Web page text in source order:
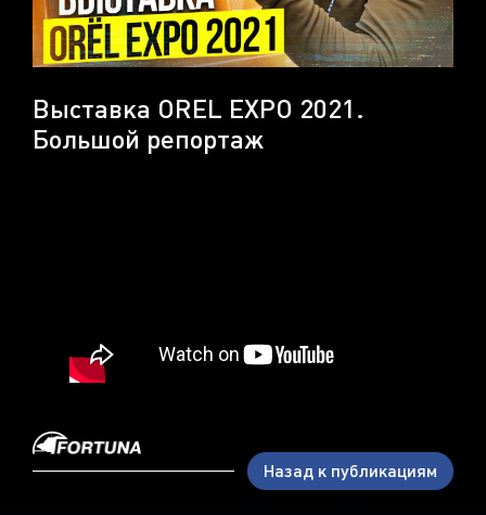
Выставка OREL EXPO 2021.
Большой репортаж
Назад к публикациям